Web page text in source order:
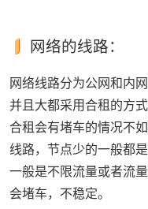
网络的线路：
网络线路分为公网和内
并且大都采用合租的方
合租会有堵车的情况不
线路，节点少的一般都
一般是不限流量或者流
会堵车，不稳定。